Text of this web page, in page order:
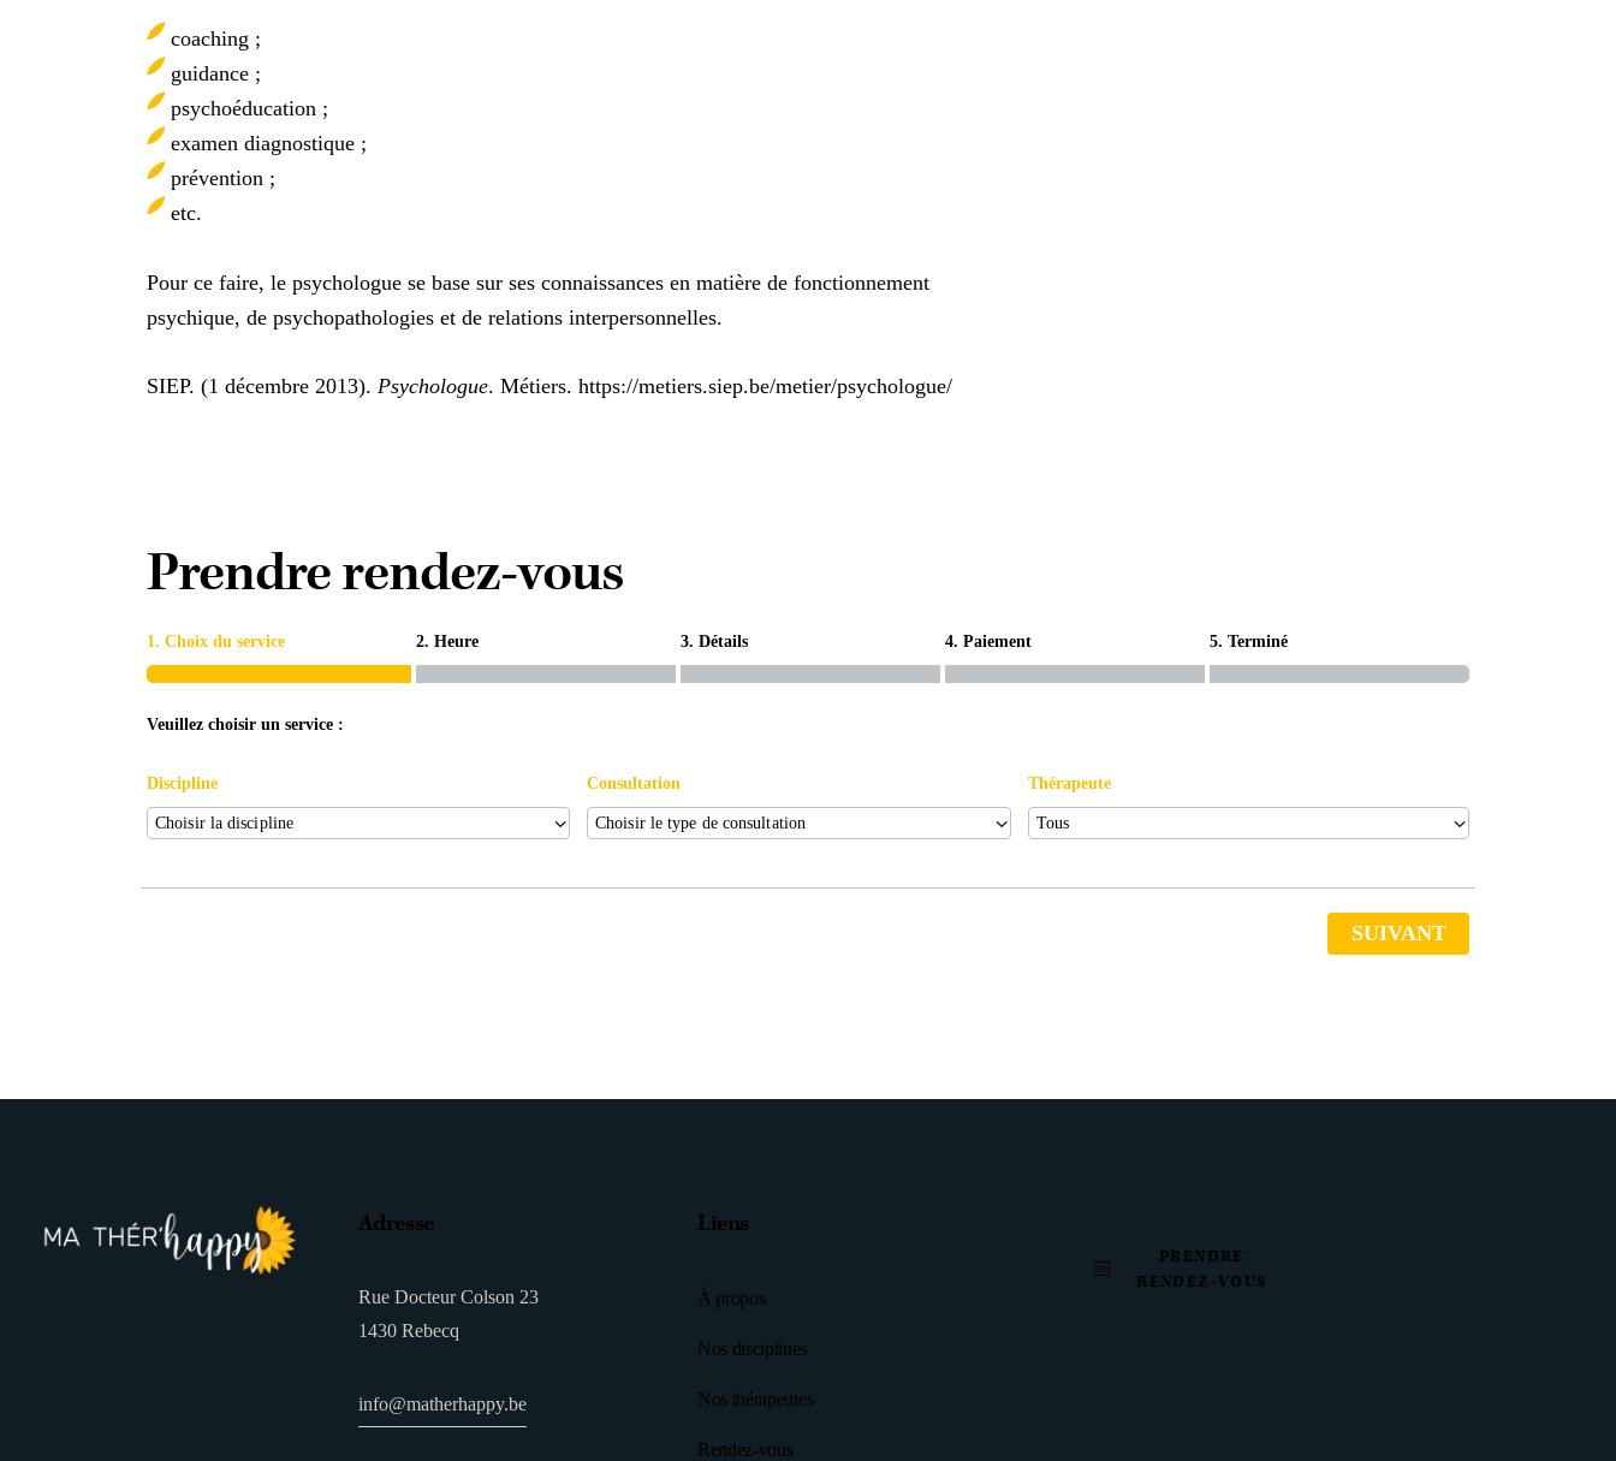
coaching ;
guidance ;
psychoéducation ;
examen diagnostique ;
prévention ;
etc.
Pour ce faire, le psychologue se base sur ses connaissances en matière de fonctionnement
psychique, de psychopathologies et de relations interpersonnelles.
SIEP. (1 décembre 2013). Psychologue. Métiers. https://metiers.siep.be/metier/psychologue/
Prendre rendez-vous
1. Choix du service 2. Heure 3. Détails 4. Paiement 5. Terminé
Veuillez choisir un service :
Discipline Consultation Thérapeute
SUIVANT
Adresse
Rue Docteur Colson 23
1430 Rebecq
info@matherhappy.be
Liens
À propos
Nos disciplines
Nos thérapeutes
Rendez-vous
PRENDRE
RENDEZ-VOUS